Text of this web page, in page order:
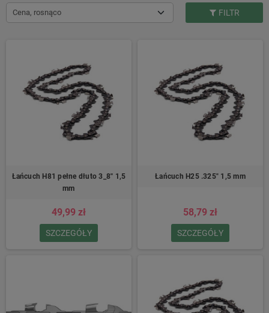
Cena, rosnąco FILTR
Łańcuch H81 pełne dłuto 3_8'' 1,5
mm
49,99 zł
SZCZEGÓŁY
Łańcuch H25 .325″ 1,5 mm
58,79 zł
SZCZEGÓŁY